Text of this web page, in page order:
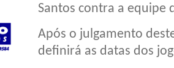
Santos contra a equipe
Após o julgamento
definirá as datas dos